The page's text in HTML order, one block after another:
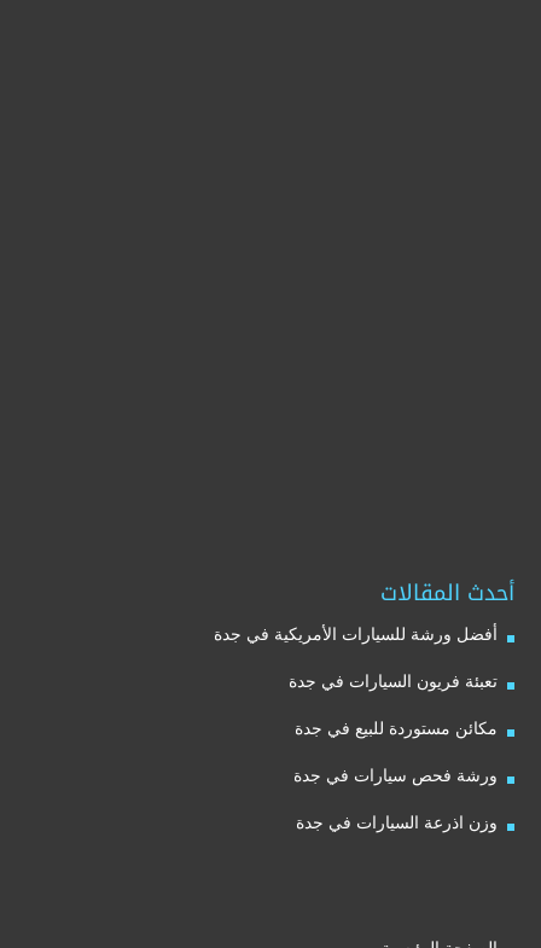
أحدث المقالات
أفضل ورشة للسيارات الأمريكية في جدة
تعبئة فريون السيارات في جدة
مكائن مستوردة للبيع في جدة
ورشة فحص سيارات في جدة
وزن اذرعة السيارات في جدة